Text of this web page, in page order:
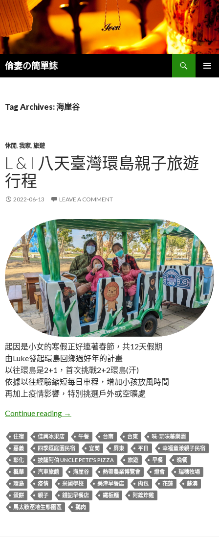
倫妻の簡單誌
Search
Tag Archives: 海崖谷
休閒, 我家, 旅遊
L & I 八天臺灣環島親子旅遊
行程
2022-06-13 LEAVE A COMMENT
起因是小女的寒假正好連著春節，共12天假期
由Luke發起環島回鄉過好年的計畫
以往環島是2+1，首次挑戰2+2環島(汗)
依據以往經驗縮短每日車程，增加小孩放風時間
再加上疫情影響，特別挑選戶外或空曠處
Continue reading L & I 八天臺灣環島親子旅遊行程
→
住宿 佳興冰果店 午餐 台南 台東
味-玩味蕃樂園
嘉義
四季逗庭園民宿 宜蘭 屏東 平日
幸福童漾親子民宿
彰化
披薩阿伯 UNCLE PETE'S PIZZA 旅遊 早餐
晚餐
楓華
汽車旅館 海崖谷 熱帶農業博覽會 燈會
瑞穗牧場
環島
疫情 米國學校 美津早餐店 肉包 花蓮
蘇澳
蛋餅
親子 錢記早餐店 鐵板麵
阿鋐炸雞
馬太鞍溼地生態園區
鵝肉